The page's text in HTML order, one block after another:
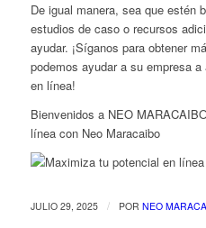
De igual manera, sea que estén
estudios de caso o recursos
ayudar. ¡Síganos para obtener
podemos ayudar a su empresa
en línea!
Bienvenidos a NEO
línea con Neo Maracaibo
JULIO 29, 2025 / POR NEO